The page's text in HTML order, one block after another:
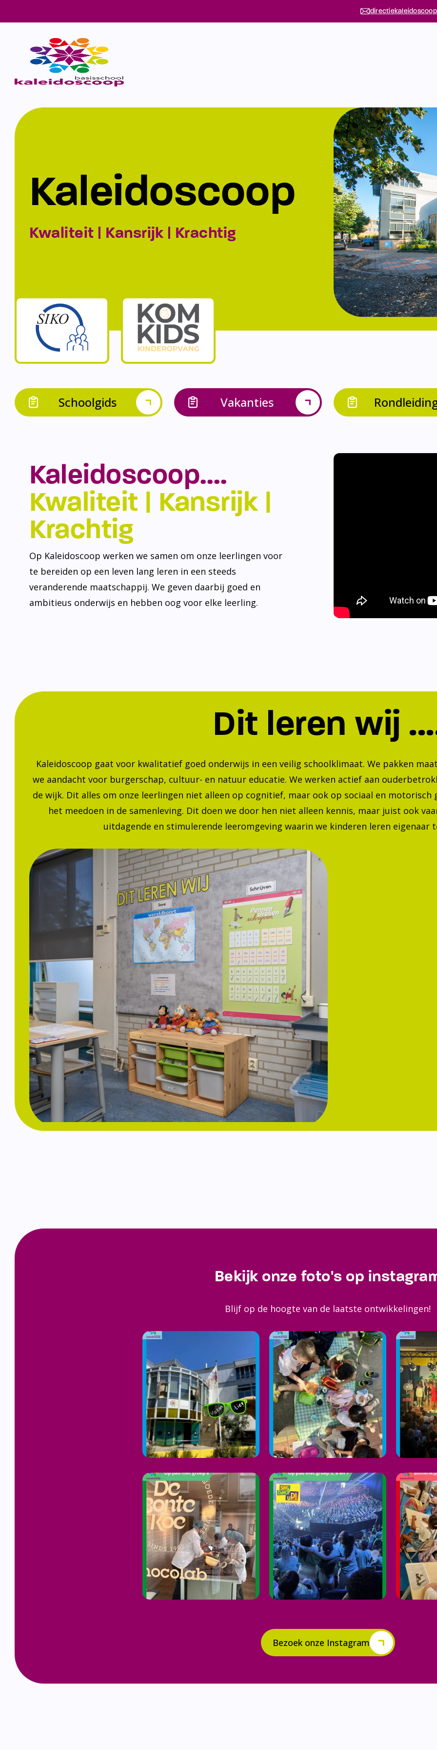
Kaleidoscoop
Kwaliteit | Kansrijk | Krachtig
Schoolgids Vakanties
Kaleidoscoop….
Kwaliteit | Kansrijk |
Krachtig
Op Kaleidoscoop werken we samen om onze leerlingen voor
te bereiden op een leven lang leren in een steeds
veranderende maatschappij. We geven daarbij goed en
ambitieus onderwijs en hebben oog voor elke leerling.
Dit leren wij
Kaleidoscoop gaat voor kwalitatief goed onderwijs in een veilig schoolklimaat. We pakken
we aandacht voor burgerschap, cultuur- en natuur educatie. We werken actief aan
de wijk. Dit alles om onze leerlingen niet alleen op cognitief, maar ook op sociaal en
het meedoen in de samenleving. Dit doen we door hen niet alleen kennis, maar juist ook
uitdagende en stimulerende leeromgeving waarin we kinderen leren eigenaar
Bekijk onze foto's op
Blijf op de hoogte van de laatste ontwikkelingen!
Bezoek onze Instagram